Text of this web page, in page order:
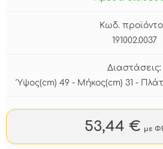
Κωδ.
191002.0037
Διαστάσεις:
Ύψος(cm) 49 - Μήκος(cm) 31 -
53,44 € με